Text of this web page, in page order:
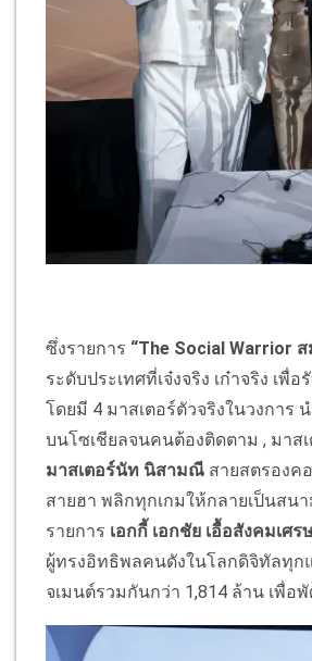
ซึ่งรายการ “The Social Warrior
ระดับประเทศที่เจ๋งจริง เก๋าจริง เพื่
โดยมี 4 มาสเตอร์ตัวจริงในวงการ
บนโซเชียลจนคนต้องติดตาม , มาส
มาสเตอร์นัท นิสามณี สายสตรองค
สายฮา พลิกทุกเกมให้กลายเป็นสน
รายการ เอกกี้ เอกชัย เอื้อสังคมเศร
ผู้ทรงอิทธิพลคนดังในโลกดิจิทัลทุกแ
จเมนต์รวมกันกว่า 1,814 ล้าน เพื่